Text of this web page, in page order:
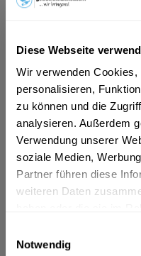
Diese Webseite
Wir verwenden
personalisieren,
zu können und die
analysieren. Außerdem
Verwendung unserer
soziale Medien,
Partner führen diese
weiteren Daten
Notwendig
inkl. MwSt.ggf. zzgl.
MEHRWEG
Warenkorb
Artikel-Nr.:
Verfügbar in:
Beschreibung
mehr
Flaschengröße: